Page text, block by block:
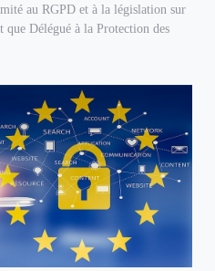
au RGPD et à la législation sur
que Délégué à la Protection des